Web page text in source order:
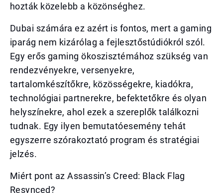
hozták közelebb a közönséghez.
Dubai számára ez azért is fontos, mert a gaming
iparág nem kizárólag a fejlesztőstúdiókról szól.
Egy erős gaming ökoszisztémához szükség van
rendezvényekre, versenyekre,
tartalomkészítőkre, közösségekre, kiadókra,
technológiai partnerekre, befektetőkre és olyan
helyszínekre, ahol ezek a szereplők találkozni
tudnak. Egy ilyen bemutatóesemény tehát
egyszerre szórakoztató program és stratégiai
jelzés.
Miért pont az Assassin’s Creed: Black Flag
Resynced?